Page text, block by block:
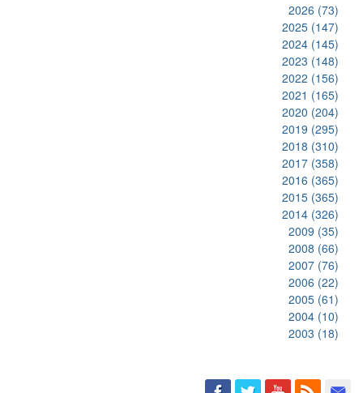
2026 (73)
2025 (147)
2024 (145)
2023 (148)
2022 (156)
2021 (165)
2020 (204)
2019 (295)
2018 (310)
2017 (358)
2016 (365)
2015 (365)
2014 (326)
2009 (35)
2008 (66)
2007 (76)
2006 (22)
2005 (61)
2004 (10)
2003 (18)